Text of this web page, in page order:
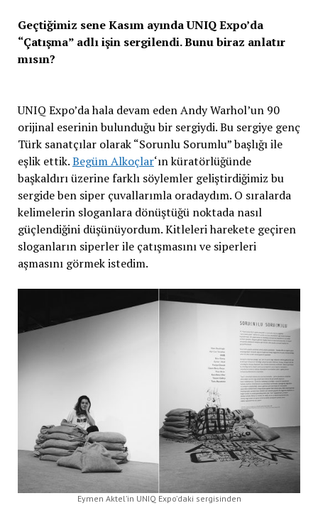
Geçtiğimiz sene Kasım ayında UNIQ Expo’da
“Çatışma” adlı işin sergilendi. Bunu biraz anlatır
mısın?
UNIQ Expo’da hala devam eden Andy Warhol’un 90
orijinal eserinin bulunduğu bir sergiydi. Bu sergiye genç
Türk sanatçılar olarak “Sorunlu Sorumlu” başlığı ile
eşlik ettik.Begüm Alkoçlar‘ın küratörlüğünde
başkaldırı üzerine farklı söylemler geliştirdiğimiz bu
sergide ben siper çuvallarımla oradaydım. O sıralarda
kelimelerin sloganlara dönüştüğü noktada nasıl
güçlendiğini düşünüyordum. Kitleleri harekete geçiren
sloganların siperler ile çatışmasını ve siperleri
aşmasını görmek istedim.
Eymen Aktel’in UNIQ Expo’daki sergisinden